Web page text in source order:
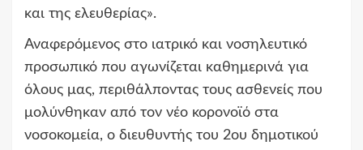
και της ελευθερίας».
Αναφερόμενος στο ιατρικό και νοσηλευτικό
προσωπικό που αγωνίζεται καθημερινά για
όλους μας, περιθάλποντας τους ασθενείς που
μολύνθηκαν από τον νέο κορονοϊό στα
νοσοκομεία, ο διευθυντής του 2ου δημοτικού